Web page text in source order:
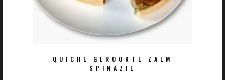
QUICHE GEROOKTE ZALM
SPINAZIE